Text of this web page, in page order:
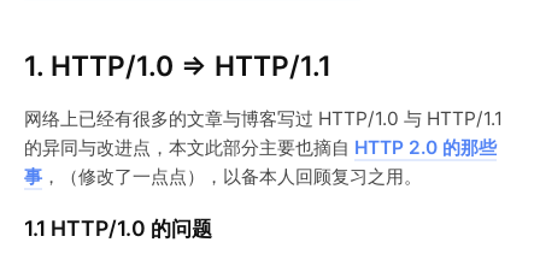
1. HTTP/1.0 => HTTP/1.1
网络上已经有很多的文章与博客写过 HTTP/1.0 与 HTTP/1.1
的异同与改进点，本文此部分主要也摘自 HTTP 2.0 的那些
事 ，（修改了一点点），以备本人回顾复习之用。
1.1 HTTP/1.0 的问题